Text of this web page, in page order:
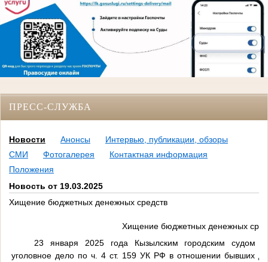
ПРЕСС-СЛУЖБА
Новости Анонсы
Интервью, публикации, обзоры
СМИ
Фотогалерея
Контактная информация
Положения
Новость от 19.03.2025
Хищение бюджетных денежных средств
Хищение бюджетных денежных
23 января 2025 года Кызылским городским судом
уголовное дело по ч. 4 ст. 159 УК РФ в отношении бывших